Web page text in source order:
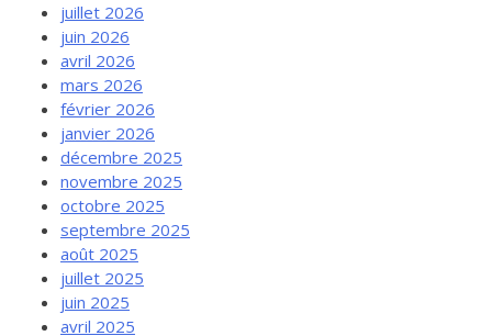
juillet 2026
juin 2026
avril 2026
mars 2026
février 2026
janvier 2026
décembre 2025
novembre 2025
octobre 2025
septembre 2025
août 2025
juillet 2025
juin 2025
avril 2025